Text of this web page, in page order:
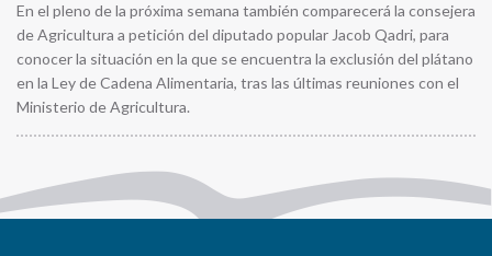
En el pleno de la próxima semana también comparecerá la consejera
de Agricultura a petición del diputado popular Jacob Qadri, para
conocer la situación en la que se encuentra la exclusión del plátano
en la Ley de Cadena Alimentaria, tras las últimas reuniones con el
Ministerio de Agricultura.